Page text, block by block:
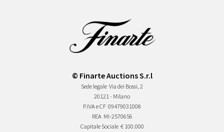
© Finarte Auctions S.r.l
Sede legale Via dei Bossi, 2
20121 - Milano
P.IVA e CF 09479031008
REA MI-2570656
Capitale Sociale € 100.000